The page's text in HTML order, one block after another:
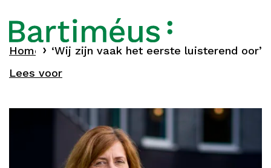
Home Verhalen
‘Wij zijn vaak het eerste luisterend oor’
Lees voor